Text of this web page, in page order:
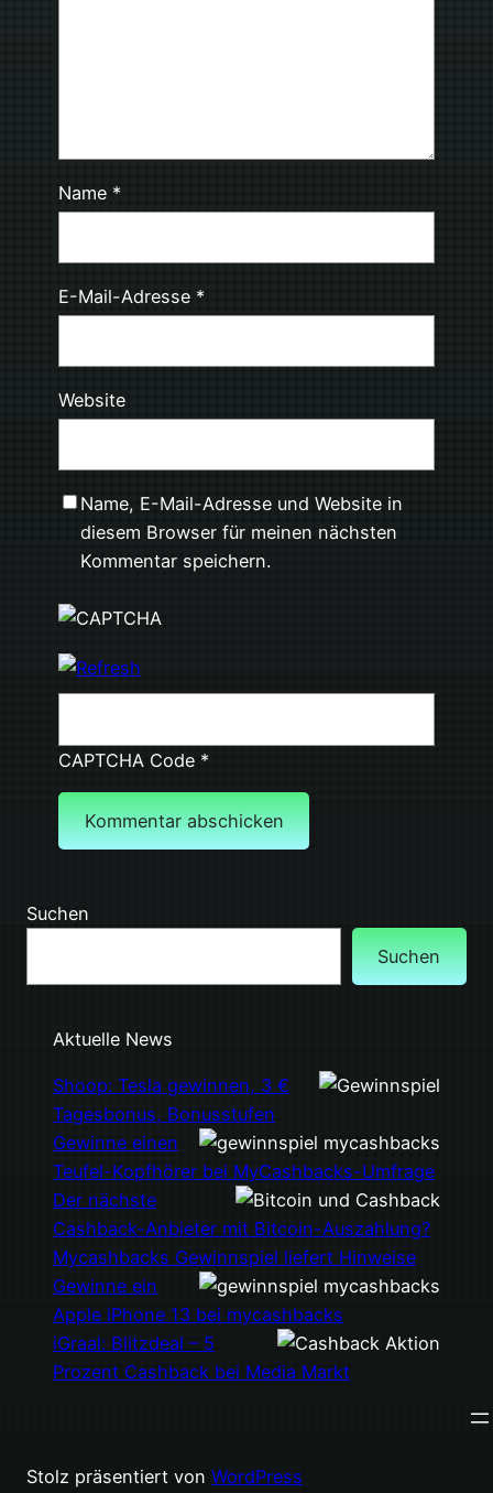
Name *
E-Mail-Adresse *
Website
Name, E-Mail-Adresse und Website in
diesem Browser für meinen nächsten
Kommentar speichern.
CAPTCHA Code*
Suchen
Suchen
Aktuelle News
Shoop: Tesla gewinnen, 3 €
Tagesbonus, Bonusstufen
Gewinne einen
Teufel-Kopfhörer bei MyCashbacks-Umfrage
Der nächste
Cashback-Anbieter mit Bitcoin-Auszahlung?
Mycashbacks Gewinnspiel liefert Hinweise
Gewinne ein
Apple iPhone 13 bei mycashbacks
iGraal: Blitzdeal – 5
Prozent Cashback bei Media Markt
Stolz präsentiert von WordPress